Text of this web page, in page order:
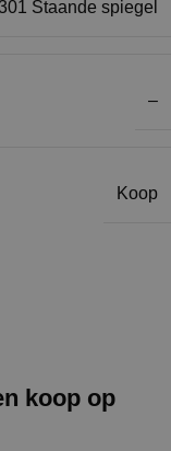
Staande spiegel
–
Koop
koop op